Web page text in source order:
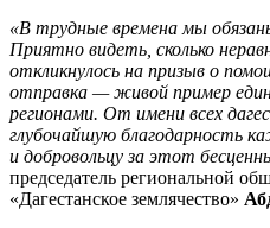
«В трудные времена мы
Приятно видеть, сколько
откликнулось на призыв о
отправка — живой пример
регионами. От имени всех
глубочайшую благодарность
и добровольцу за этот
председатель региональной
«Дагестанское землячество»